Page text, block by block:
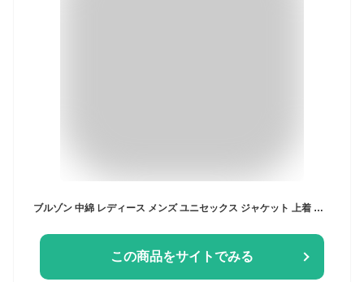
ブルゾン 中綿 レディース メンズ ユニセックス ジャケット 上着 羽織 羽織り MA-1 MA1 長袖 長そで ノーカラー ツイル 軽い ポケット 防風 大きいサイズ ゆったり 春秋 MA-1 ミリタリー フード
この商品をサイトでみる